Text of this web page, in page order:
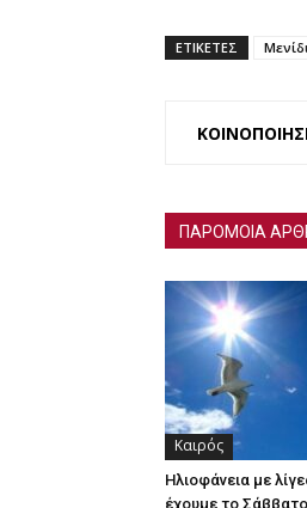
ΕΤΙΚΕΤΕΣ
ΠΑΡΟΜΟΙΑ
Καιρός
Ηλιοφάνεια με
έχουμε το Σάββατο